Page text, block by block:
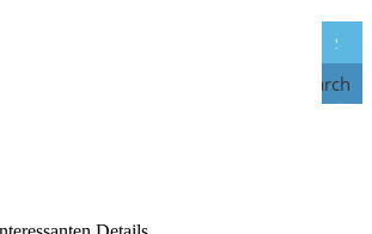
Search